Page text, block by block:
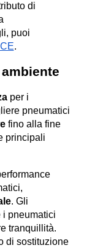
di
puoi
.
per i
pneumatici
fino alla fine
principali
. Gli
i pneumatici
tranquillità.
di sostituzione